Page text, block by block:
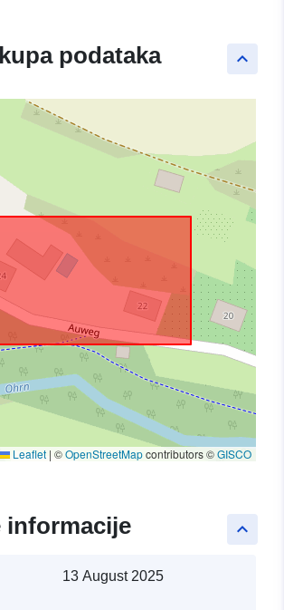
keyboard_arrow_up
podataka
Leaflet | ©OpenStreetMapcontributors ©GISCO
keyboard_arrow_up
informacije
13 August 2025